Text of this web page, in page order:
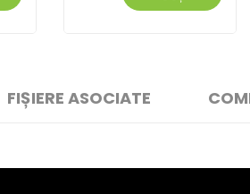
FIȘIERE ASOCIATE